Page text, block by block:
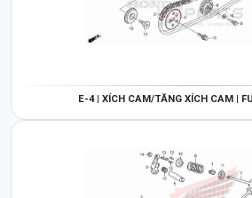
E-4 | XÍCH CAM/TĂNG XÍCH CAM |